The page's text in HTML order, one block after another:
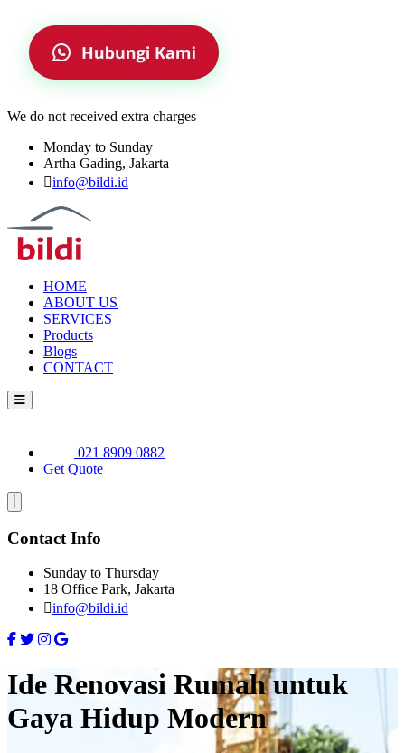
We do not received extra charges
Monday to Sunday
Artha Gading, Jakarta
info@bildi.id
HOME
ABOUT US
SERVICES
Products
Blogs
CONTACT
021 8909 0882
Get Quote
Contact Info
Sunday to Thursday
18 Office Park, Jakarta
info@bildi.id
Ide Renovasi Rumah untuk
Gaya Hidup Modern